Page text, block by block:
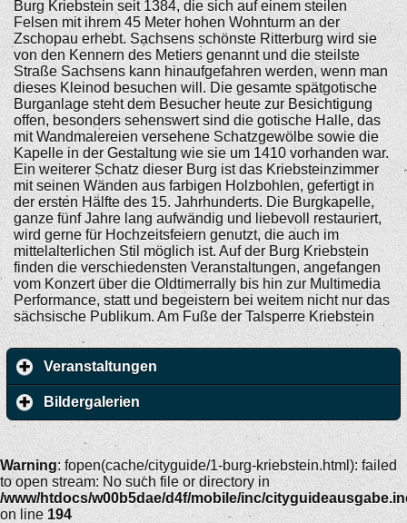
Burg Kriebstein seit 1384, die sich auf einem steilen
Felsen mit ihrem 45 Meter hohen Wohnturm an der
Zschopau erhebt. Sachsens schönste Ritterburg wird sie
von den Kennern des Metiers genannt und die steilste
Straße Sachsens kann hinaufgefahren werden, wenn man
dieses Kleinod besuchen will. Die gesamte spätgotische
Burganlage steht dem Besucher heute zur Besichtigung
offen, besonders sehenswert sind die gotische Halle, das
mit Wandmalereien versehene Schatzgewölbe sowie die
Kapelle in der Gestaltung wie sie um 1410 vorhanden war.
Ein weiterer Schatz dieser Burg ist das Kriebsteinzimmer
mit seinen Wänden aus farbigen Holzbohlen, gefertigt in
der ersten Hälfte des 15. Jahrhunderts. Die Burgkapelle,
ganze fünf Jahre lang aufwändig und liebevoll restauriert,
wird gerne für Hochzeitsfeiern genutzt, die auch im
mittelalterlichen Stil möglich ist. Auf der Burg Kriebstein
finden die verschiedensten Veranstaltungen, angefangen
vom Konzert über die Oldtimerrally bis hin zur Multimedia
Performance, statt und begeistern bei weitem nicht nur das
sächsische Publikum. Am Fuße der Talsperre Kriebstein
Veranstaltungen
Bildergalerien
Warning: fopen(cache/cityguide/1-burg-kriebstein.html): failed
to open stream: No such file or directory in
/www/htdocs/w00b5dae/d4f/mobile/inc/
on line 194